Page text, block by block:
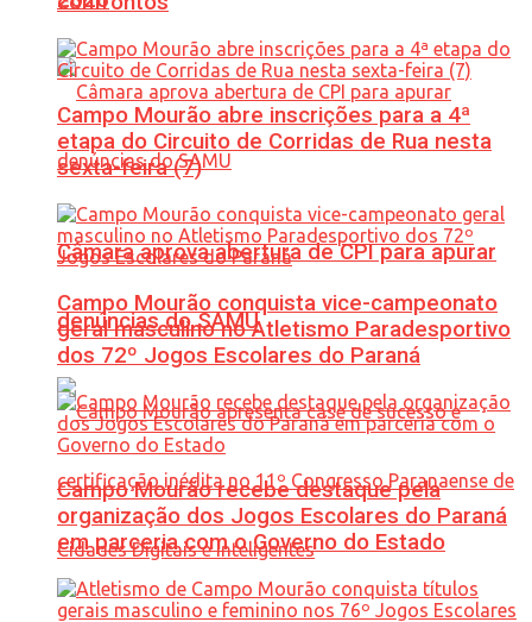
Câmara aprova abertura de CPI para apurar
denúncias do SAMU
Campo Mourão abre inscrições para a 4ª
etapa do Circuito de Corridas de Rua nesta
sexta-feira (7)
Campo Mourão conquista vice-campeonato
geral masculino no Atletismo Paradesportivo
dos 72º Jogos Escolares do Paraná
Campo Mourão recebe destaque pela
organização dos Jogos Escolares do Paraná
em parceria com o Governo do Estado